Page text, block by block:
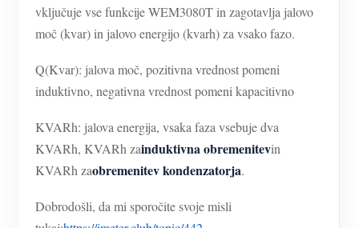
vključuje vse funkcije WEM3080T in zagotavlja jalovo
moč (kvar) in jalovo energijo (kvarh) za vsako fazo.
Q(Kvar): jalova moč, pozitivna vrednost pomeni
induktivno, negativna vrednost pomeni kapacitivno
KVARh: jalova energija, vsaka faza vsebuje dva
KVARh, KVARh zainduktivna obremenitevin
KVARh zaobremenitev kondenzatorja.
Dobrodošli, da mi sporočite svoje misli